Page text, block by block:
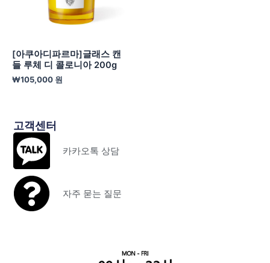
[아쿠아디파르마]글래스 캔
들 루체 디 콜로니아 200g
₩105,000 원
고객센터
카카오톡 상담
자주 묻는 질문